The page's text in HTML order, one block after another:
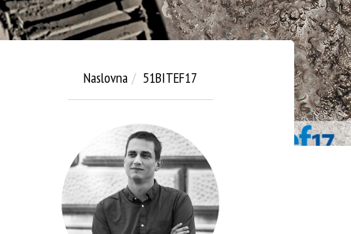
Naslovna 51BITEF17